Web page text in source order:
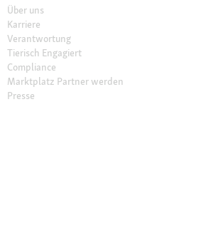
Über uns
Karriere
Verantwortung
Tierisch Engagiert
Compliance
Marktplatz Partner werden
Presse